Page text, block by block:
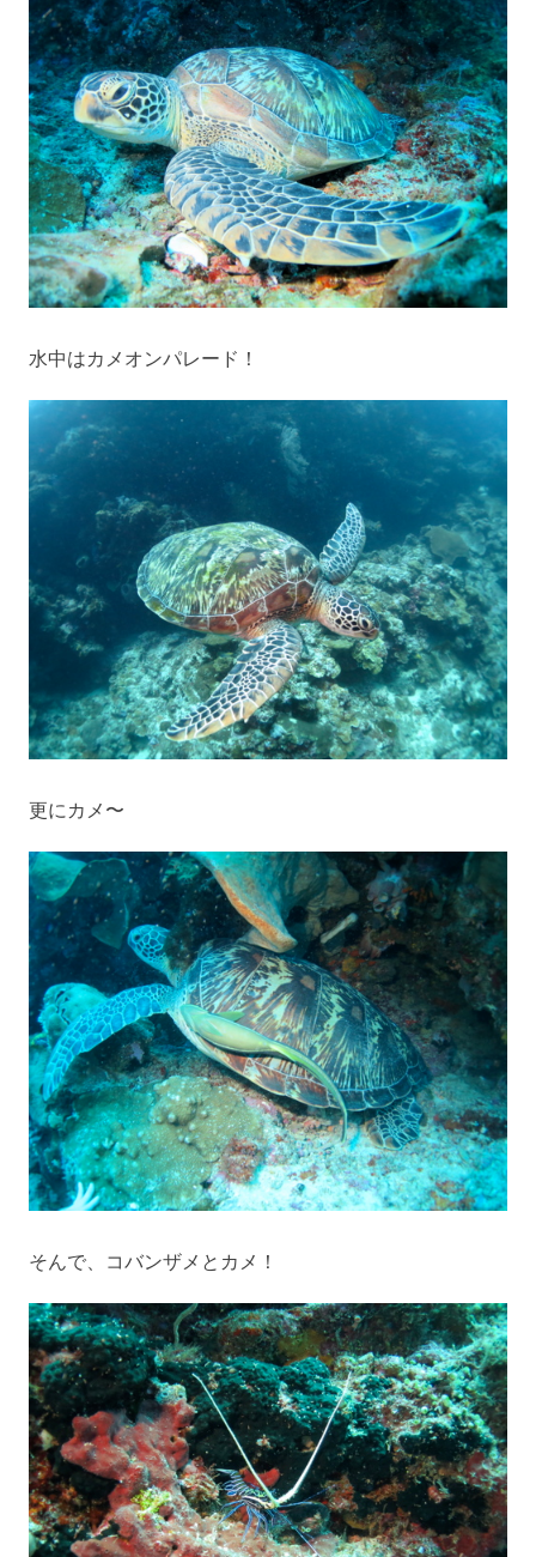
水中はカメオンパレード！
更にカメ〜
そんで、コバンザメとカメ！